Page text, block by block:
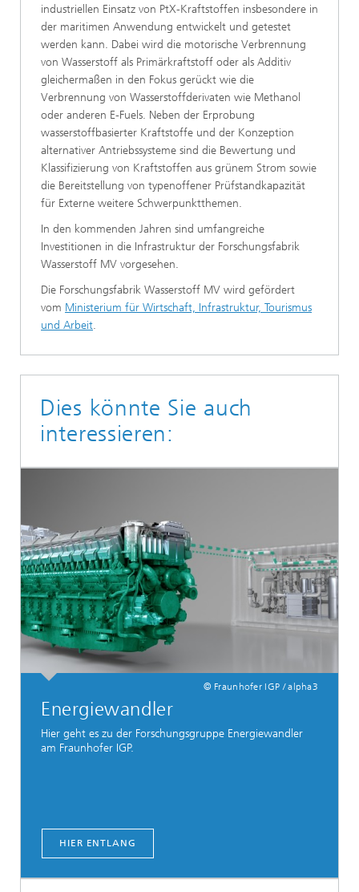
industriellen Einsatz von PtX-Kraftstoffen insbesondere in
der maritimen Anwendung entwickelt und getestet
werden kann. Dabei wird die motorische Verbrennung
von Wasserstoff als Primärkraftstoff oder als Additiv
gleichermaßen in den Fokus gerückt wie die
Verbrennung von Wasserstoffderivaten wie Methanol
oder anderen E-Fuels. Neben der Erprobung
wasserstoffbasierter Kraftstoffe und der Konzeption
alternativer Antriebssysteme sind die Bewertung und
Klassifizierung von Kraftstoffen aus grünem Strom sowie
die Bereitstellung von typenoffener Prüfstandkapazität
für Externe weitere Schwerpunktthemen.
In den kommenden Jahren sind umfangreiche
Investitionen in die Infrastruktur der Forschungsfabrik
Wasserstoff MV vorgesehen.
Die Forschungsfabrik Wasserstoff MV wird gefördert
vom Ministerium für Wirtschaft, Infrastruktur, Tourismus
und Arbeit.
Dies könnte Sie auch
interessieren:
© Fraunhofer IGP / alpha3
Energiewandler
Hier geht es zu der Forschungsgruppe Energiewandler
am Fraunhofer IGP.
HIER ENTLANG